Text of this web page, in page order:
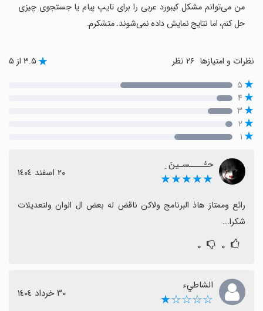
من می‌توانم مشکل کیبورد عربی را برای تایپ پیام یا جستجوی چیزی
حل کنم، اما نتایج نمایش داده نمی‌شوند. متشکرم.
نظرات و امتیازها ۳.۵ از ۵
۵
۴
۳
۲
۱
حـُّــــسـینَ ِ
★★★★★ ٢٠ اسفند ١٤٠٤
شكرا...
۰ ۰
الشاطيء
☆☆☆☆★ ٣٠ خرداد ١٤٠٤